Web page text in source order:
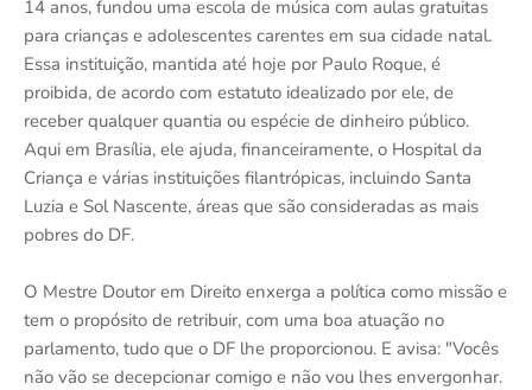
14 anos, fundou uma escola de música com aulas gratuitas
para crianças e adolescentes carentes em sua cidade natal.
Essa instituição, mantida até hoje por Paulo Roque, é
proibida, de acordo com estatuto idealizado por ele, de
receber qualquer quantia ou espécie de dinheiro público.
Aqui em Brasília, ele ajuda, financeiramente, o Hospital da
Criança e várias instituições filantrópicas, incluindo Santa
Luzia e Sol Nascente, áreas que são consideradas as mais
pobres do DF.
O Mestre Doutor em Direito enxerga a política como missão e
tem o propósito de retribuir, com uma boa atuação no
parlamento, tudo que o DF lhe proporcionou. E avisa: "Vocês
não vão se decepcionar comigo e não vou lhes envergonhar.